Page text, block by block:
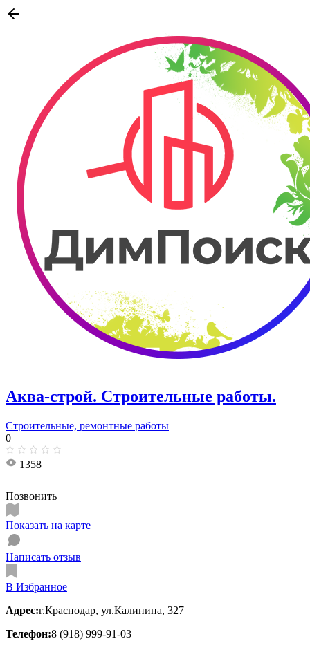
Аква-строй. Строительные работы.
Строительные, ремонтные работы
0
1358
Позвонить
Показать на карте
Написать отзыв
В Избранное
Адрес:г.Краснодар, ул.Калинина, 327
Телефон:8 (918) 999-91-03